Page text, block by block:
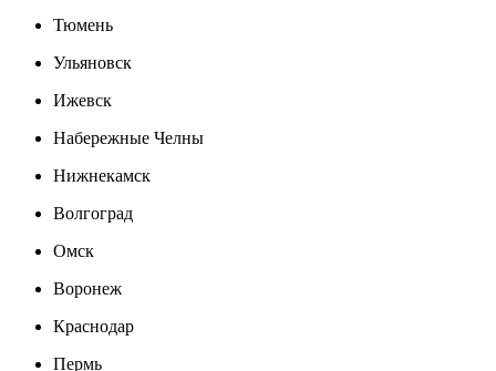
Тюмень
Ульяновск
Ижевск
Набережные Челны
Нижнекамск
Волгоград
Омск
Воронеж
Краснодар
Пермь